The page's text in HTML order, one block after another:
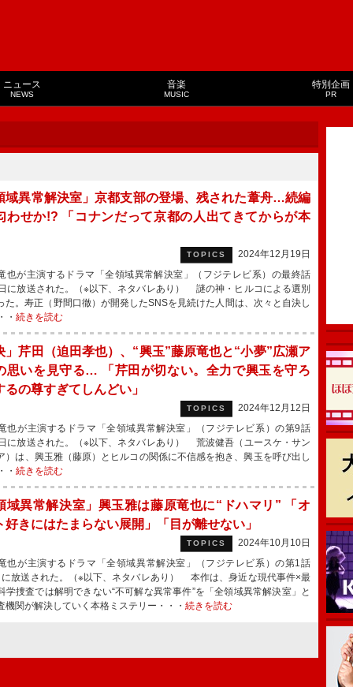
ニュース
NEWS
音楽
MUSIC
特別企画
PR
域異常解決室」京都支部の登場、残された葦舟…続編
わせか!? 「コナンだって京都の人出てきてからが本
TOPICS
2024年12月19日
が主演するドラマ「全領域異常解決室」（フジテレビ系）の最終話
に放送された。（※以下、ネタバレあり） 謎の神・ヒルコによる選別
た。寿正（野間口徹）が開発したSNSを見続けた人間は、次々と自決し
・ 続きを読む
」芹田（迫田孝也）、“興玉”藤原竜也と“小夢”広瀬ア
思いを見守る… 「芹田が切ない。全力で興玉を守ろ
るの尊すぎてしんどい」
TOPICS
2024年12月12日
が主演するドラマ「全領域異常解決室」（フジテレビ系）の第9話
に放送された。（※以下、ネタバレあり） 荒波健吾（ユースケ・サン
）は、興玉雅（藤原）とヒルコの関係に不信感を抱き、興玉を呼び出し
・ 続きを読む
域異常解決室」興玉雅は藤原竜也に“ドハマリ” 「オ
好きにはたまらない展開」「目が離せない」
TOPICS
2024年10月10日
が主演するドラマ「全領域異常解決室」（フジテレビ系）の第1話
に放送された。（※以下、ネタバレあり） 本作は、身近な現代事件×最
学捜査では解明できない“不可解な異常事件”を「全領域異常解決室」と
機関が解決していく本格ミステリー・・・ 続きを読む